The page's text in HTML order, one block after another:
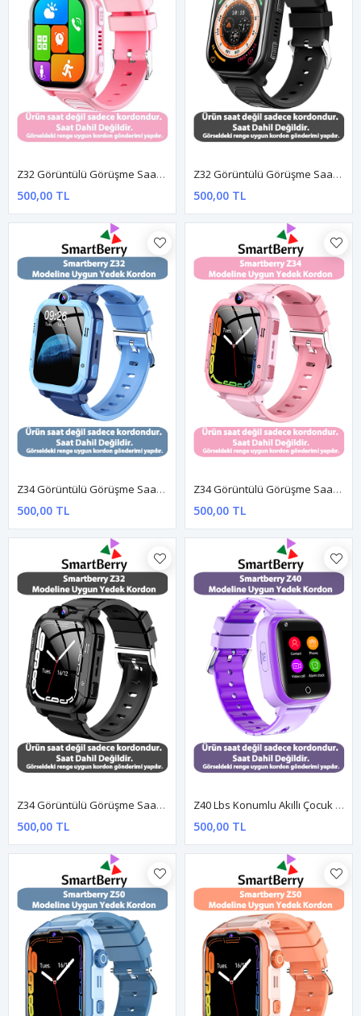
Z32 Görüntülü Görüşme Saatine Uyumlu Yedek Kordon - PEMBE
500,00 TL
Z32 Görüntülü Görüşme Saatine Uyumlu Yedek Kordon - SİYAH
500,00 TL
Z34 Görüntülü Görüşme Saatine Uyumlu Yedek Kordon - MAVİ
500,00 TL
Z34 Görüntülü Görüşme Saatine Uyumlu Yedek Kordon - PEMBE
500,00 TL
Z34 Görüntülü Görüşme Saatine Uyumlu Yedek Kordon - SİYAH
500,00 TL
Z40 Lbs Konumlu Akıllı Çocuk Takip Saatine Uyumlu Yedek Silikon Kordon - Mor
500,00 TL